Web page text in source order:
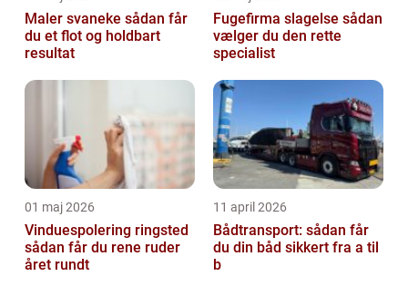
Maler svaneke sådan får
du et flot og holdbart
resultat
Fugefirma slagelse sådan
vælger du den rette
specialist
01 maj 2026
Vinduespolering ringsted
sådan får du rene ruder
året rundt
11 april 2026
Bådtransport: sådan får
du din båd sikkert fra a til
b